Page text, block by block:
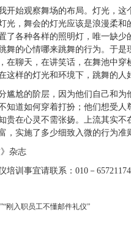
开始观察舞场的布局。灯光，
光，舞会的灯光应该是浪漫柔
了各种各样的照明灯，唯一缺
舞的心情哪来跳舞的行为。于
在聊天，在讲笑话，在舞池中
这样的灯光和环境下，跳舞的人
尴尬的阶层，因为他们自己和
知道如何穿着打扮；他们想受
贵在心灵不需张扬。上流其实
，实施了多少细致入微的行为准
杂志
培训事宜请联系：010－65721174
刚入职员工不懂邮件礼仪”